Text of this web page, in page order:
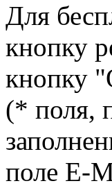
Для
кнопку
кнопку
(* поля,
поле E-